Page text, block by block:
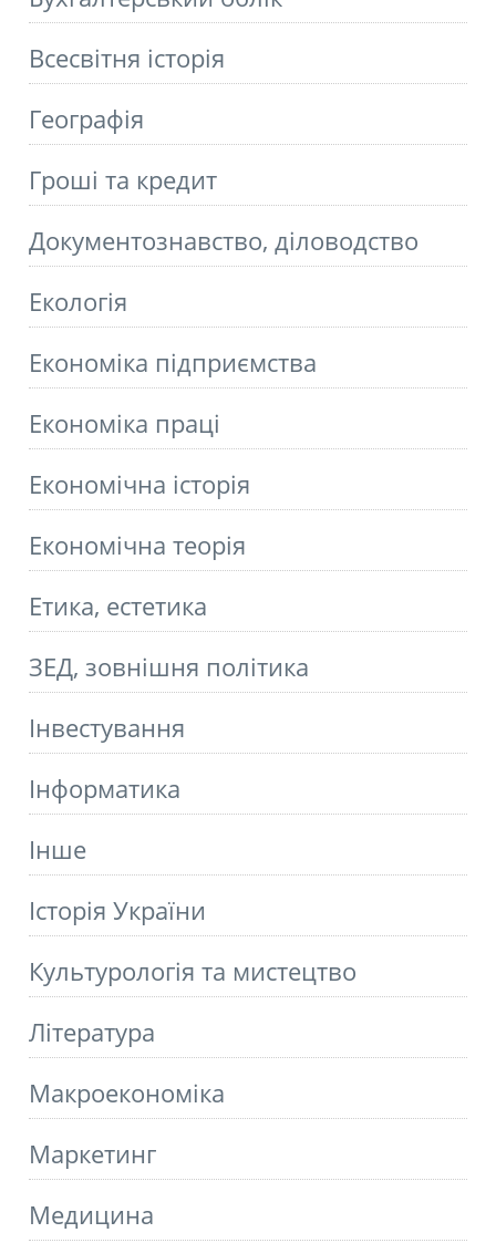
Всесвітня історія
Географія
Гроші та кредит
Документознавство, діловодство
Екологія
Економіка підприємства
Економіка праці
Економічна історія
Економічна теорія
Етика, естетика
ЗЕД, зовнішня політика
Інвестування
Інформатика
Інше
Історія України
Культурологія та мистецтво
Літературa
Макроекономіка
Маркетинг
Медицина